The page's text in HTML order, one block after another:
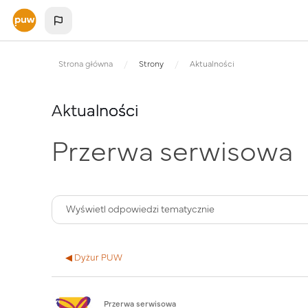
Przejdź do głównej zawartości
Strona główna Strony Aktualności
Aktualności
Przerwa serwisowa
◀︎ Dyżur PUW
Przerwa serwisowa
Liczba odpowiedzi: 0